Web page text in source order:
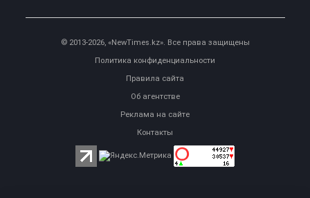
© 2013-2026, «NewTimes.kz». Все права защищены
Политика конфиденциальности
Правила сайта
Об агентстве
Реклама на сайте
Контакты